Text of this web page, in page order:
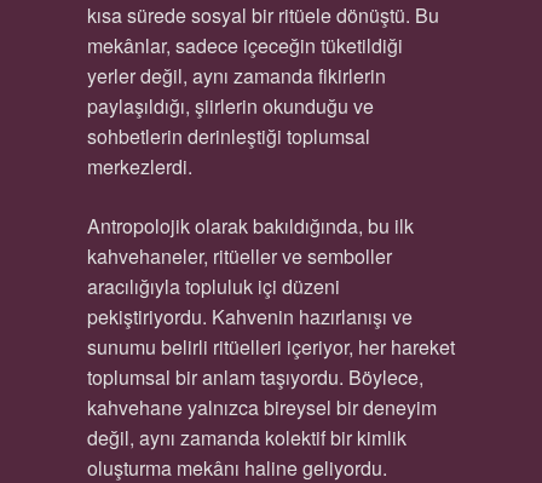
kısa sürede sosyal bir ritüele dönüştü. Bu
mekânlar, sadece içeceğin tüketildiği
yerler değil, aynı zamanda fikirlerin
paylaşıldığı, şiirlerin okunduğu ve
sohbetlerin derinleştiği toplumsal
merkezlerdi.
Antropolojik olarak bakıldığında, bu ilk
kahvehaneler, ritüeller ve semboller
aracılığıyla topluluk içi düzeni
pekiştiriyordu. Kahvenin hazırlanışı ve
sunumu belirli ritüelleri içeriyor, her hareket
toplumsal bir anlam taşıyordu. Böylece,
kahvehane yalnızca bireysel bir deneyim
değil, aynı zamanda kolektif bir kimlik
oluşturma mekânı haline geliyordu.